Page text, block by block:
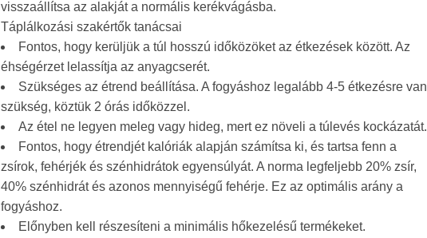
visszaállítsa az alakját a normális kerékvágásba.
Táplálkozási szakértők tanácsai
Fontos, hogy kerüljük a túl hosszú időközöket az étkezések között. Az
éhségérzet lelassítja az anyagcserét.
Szükséges az étrend beállítása. A fogyáshoz legalább 4-5 étkezésre van
szükség, köztük 2 órás időközzel.
Az étel ne legyen meleg vagy hideg, mert ez növeli a túlevés kockázatát.
Fontos, hogy étrendjét kalóriák alapján számítsa ki, és tartsa fenn a
zsírok, fehérjék és szénhidrátok egyensúlyát. A norma legfeljebb 20% zsír,
40% szénhidrát és azonos mennyiségű fehérje. Ez az optimális arány a
fogyáshoz.
Előnyben kell részesíteni a minimális hőkezelésű termékeket.